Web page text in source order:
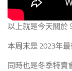
以上就是今天關於
本周末是 2023年最
同時也是冬季特賣